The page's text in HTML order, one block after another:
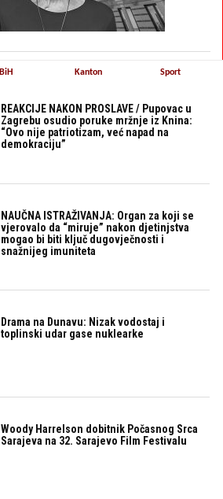
REAKCIJE NAKON PROSLAVE / Pupovac u
Zagrebu osudio poruke mržnje iz Knina:
“Ovo nije patriotizam, već napad na
demokraciju”
NAUČNA ISTRAŽIVANJA: Organ za koji se
vjerovalo da “miruje” nakon djetinjstva
mogao bi biti ključ dugovječnosti i
snažnijeg imuniteta
Drama na Dunavu: Nizak vodostaj i
toplinski udar gase nuklearke
Woody Harrelson dobitnik Počasnog Srca
Sarajeva na 32. Sarajevo Film Festivalu
BiH Kanton Sport